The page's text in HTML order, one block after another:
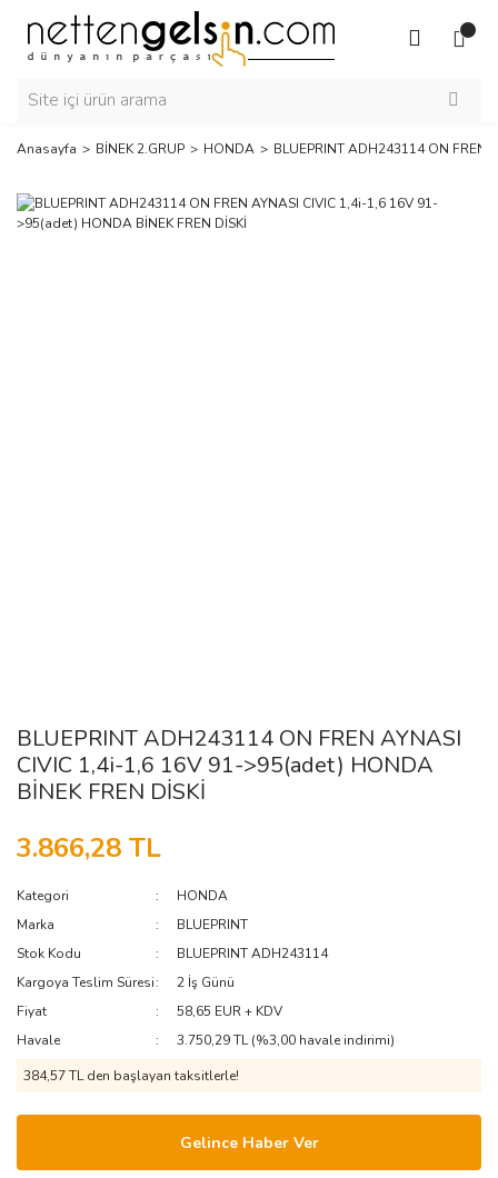
Anasayfa BİNEK 2.GRUP HONDA BLUEPRINT ADH243114 ON FREN
BLUEPRINT ADH243114 ON FREN AYNASI
CIVIC 1,4i-1,6 16V 91->95(adet) HONDA
BİNEK FREN DİSKİ
3.866,28 TL
Kategori
HONDA
Marka
BLUEPRINT
Stok Kodu
BLUEPRINT ADH243114
Kargoya Teslim Süresi
2 İş Günü
Fiyat
58,65 EUR + KDV
Havale
3.750,29 TL (%3,00 havale indirimi)
384,57 TL den başlayan taksitlerle!
Gelince Haber Ver